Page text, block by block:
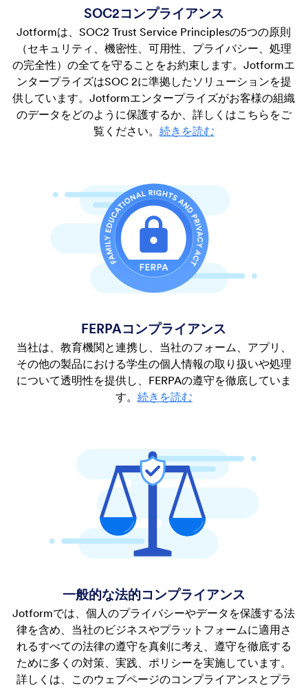
SOC2コンプライアンス
Jotformは、SOC2 Trust Service Principlesの5つの原則
（セキュリティ、機密性、可用性、プライバシー、処理
の完全性）の全てを守ることをお約束します。Jotformエ
ンタープライズはSOC 2に準拠したソリューションを提
供しています。Jotformエンタープライズがお客様の組織
のデータをどのように保護するか、詳しくはこちらをご
覧ください。 続きを読む
FERPAコンプライアンス
当社は、教育機関と連携し、当社のフォーム、アプリ、
その他の製品における学生の個人情報の取り扱いや処理
について透明性を提供し、FERPAの遵守を徹底していま
す。 続きを読む
一般的な法的コンプライアンス
Jotformでは、個人のプライバシーやデータを保護する法
律を含め、当社のビジネスやプラットフォームに適用さ
れるすべての法律の遵守を真剣に考え、遵守を徹底する
ために多くの対策、実践、ポリシーを実施しています。
詳しくは、このウェブページのコンプライアンスとプラ